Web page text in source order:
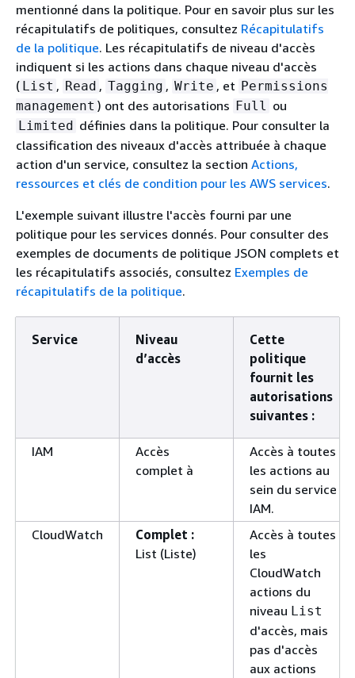
mentionné dans la politique. Pour en savoir plus sur les
récapitulatifs de politiques, consultez Récapitulatifs
de la politique. Les récapitulatifs de niveau d'accès
indiquent si les actions dans chaque niveau d'accès
( List , Read , Tagging , Write , et Permissions
management ) ont des autorisations Full ou
Limited définies dans la politique. Pour consulter la
classification des niveaux d'accès attribuée à chaque
action d'un service, consultez la section Actions,
ressources et clés de condition pour les AWS services.
L'exemple suivant illustre l'accès fourni par une
politique pour les services donnés. Pour consulter des
exemples de documents de politique JSON complets et
les récapitulatifs associés, consultez Exemples de
récapitulatifs de la politique.
Service
Niveau
d’accès
Cette
politique
fournit les
autorisations
suivantes :
IAM
Accès
complet à
Accès à toutes
les actions au
sein du service
IAM.
CloudWatch
Complet :
List (Liste)
Accès à toutes
les
CloudWatch
actions du
niveau List
d'accès, mais
pas d'accès
aux actions